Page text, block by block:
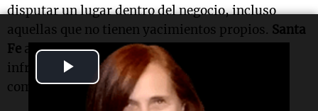
Play
Video
disputar un lugar dentro del negocio, incluso
aquellas que no tienen yacimientos propios. Santa
Fe apuesta a su perfil industrial y a su
infraestructura logística, especialmente el
complejo portuario del
Gran Rosario